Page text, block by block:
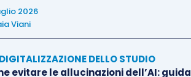
2026
Viani
DELLO STUDIO
evitare le allucinazioni dell’AI: guida